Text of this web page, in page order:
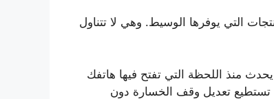
التي يوفرها الوسيط. وهي لا تتناول
يحدث منذ اللحظة التي تفتح فيها هاتفك
تعديل وقف الخسارة دون